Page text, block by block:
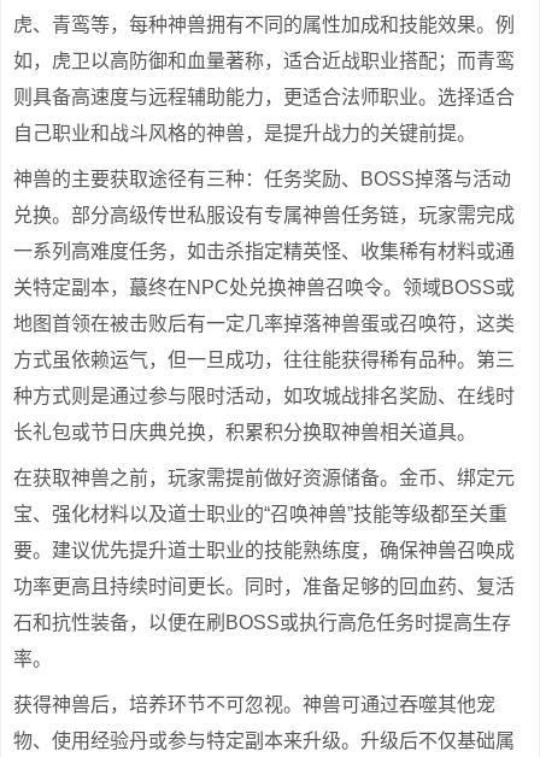
虎、青鸾等，每种神兽拥有不同的属性加成和技能效果。例
如，虎卫以高防御和血量著称，适合近战职业搭配；而青鸾
则具备高速度与远程辅助能力，更适合法师职业。选择适合
自己职业和战斗风格的神兽，是提升战力的关键前提。
神兽的主要获取途径有三种：任务奖励、BOSS掉落与活动
兑换。部分高级传世私服设有专属神兽任务链，玩家需完成
一系列高难度任务，如击杀指定精英怪、收集稀有材料或通
关特定副本，蕞终在NPC处兑换神兽召唤令。领域BOSS或
地图首领在被击败后有一定几率掉落神兽蛋或召唤符，这类
方式虽依赖运气，但一旦成功，往往能获得稀有品种。第三
种方式则是通过参与限时活动，如攻城战排名奖励、在线时
长礼包或节日庆典兑换，积累积分换取神兽相关道具。
在获取神兽之前，玩家需提前做好资源储备。金币、绑定元
宝、强化材料以及道士职业的“召唤神兽”技能等级都至关重
要。建议优先提升道士职业的技能熟练度，确保神兽召唤成
功率更高且持续时间更长。同时，准备足够的回血药、复活
石和抗性装备，以便在刷BOSS或执行高危任务时提高生存
率。
获得神兽后，培养环节不可忽视。神兽可通过吞噬其他宠
物、使用经验丹或参与特定副本来升级。升级后不仅基础属